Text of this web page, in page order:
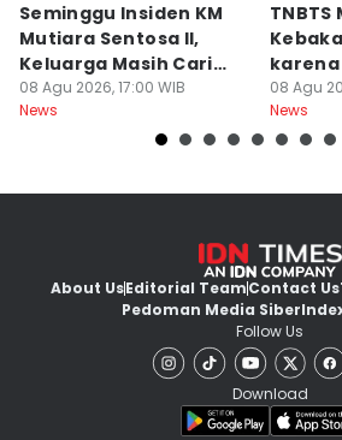
Seminggu Insiden KM
Mutiara Sentosa II,
Keluarga Masih Cari
Korban
08 Agu 2026, 17:00 WIB
News
08 Agu
News
About UsEditorial TeamContact Us
Pedoman Media Siber
Follow Us
Download